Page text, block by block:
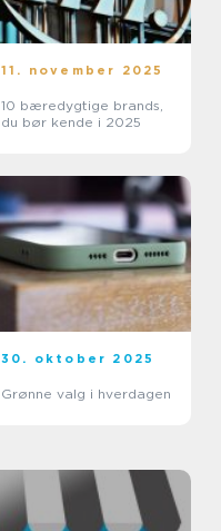
11. november 2025
10 bæredygtige brands,
du bør kende i 2025
30. oktober 2025
Grønne valg i hverdagen